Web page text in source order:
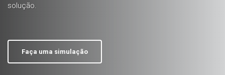
solução.
Faça uma simulação